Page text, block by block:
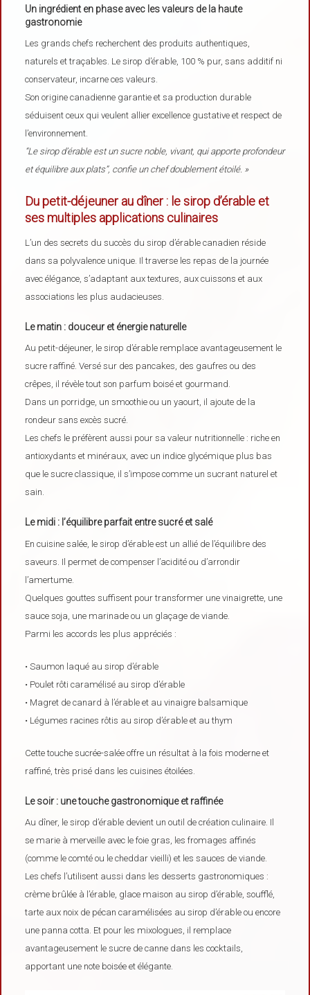
Un ingrédient en phase avec les valeurs de la haute
gastronomie
Les grands chefs recherchent des produits authentiques,
naturels et traçables. Le sirop d’érable, 100 % pur, sans additif ni
conservateur, incarne ces valeurs.
Son origine canadienne garantie et sa production durable
séduisent ceux qui veulent allier excellence gustative et respect de
l’environnement.
“Le sirop d’érable est un sucre noble, vivant, qui apporte profondeur
et équilibre aux plats”, confie un chef doublement étoilé. »
Du petit-déjeuner au dîner : le sirop d’érable et
ses multiples applications culinaires
L’un des secrets du succès du sirop d’érable canadien réside
dans sa polyvalence unique. Il traverse les repas de la journée
avec élégance, s’adaptant aux textures, aux cuissons et aux
associations les plus audacieuses.
Le matin : douceur et énergie naturelle
Au petit-déjeuner, le sirop d’érable remplace avantageusement le
sucre raffiné. Versé sur des pancakes, des gaufres ou des
crêpes, il révèle tout son parfum boisé et gourmand.
Dans un porridge, un smoothie ou un yaourt, il ajoute de la
rondeur sans excès sucré.
Les chefs le préfèrent aussi pour sa valeur nutritionnelle : riche en
antioxydants et minéraux, avec un indice glycémique plus bas
que le sucre classique, il s’impose comme un sucrant naturel et
sain.
Le midi : l’équilibre parfait entre sucré et salé
En cuisine salée, le sirop d’érable est un allié de l’équilibre des
saveurs. Il permet de compenser l’acidité ou d’arrondir
l’amertume.
Quelques gouttes suffisent pour transformer une vinaigrette, une
sauce soja, une marinade ou un glaçage de viande.
Parmi les accords les plus appréciés :
• Saumon laqué au sirop d’érable
• Poulet rôti caramélisé au sirop d’érable
• Magret de canard à l’érable et au vinaigre balsamique
• Légumes racines rôtis au sirop d’érable et au thym
Cette touche sucrée-salée offre un résultat à la fois moderne et
raffiné, très prisé dans les cuisines étoilées.
Le soir : une touche gastronomique et raffinée
Au dîner, le sirop d’érable devient un outil de création culinaire. Il
se marie à merveille avec le foie gras, les fromages affinés
(comme le comté ou le cheddar vieilli) et les sauces de viande.
Les chefs l’utilisent aussi dans les desserts gastronomiques :
crème brûlée à l’érable, glace maison au sirop d’érable, soufflé,
tarte aux noix de pécan caramélisées au sirop d’érable ou encore
une panna cotta. Et pour les mixologues, il remplace
avantageusement le sucre de canne dans les cocktails,
apportant une note boisée et élégante.